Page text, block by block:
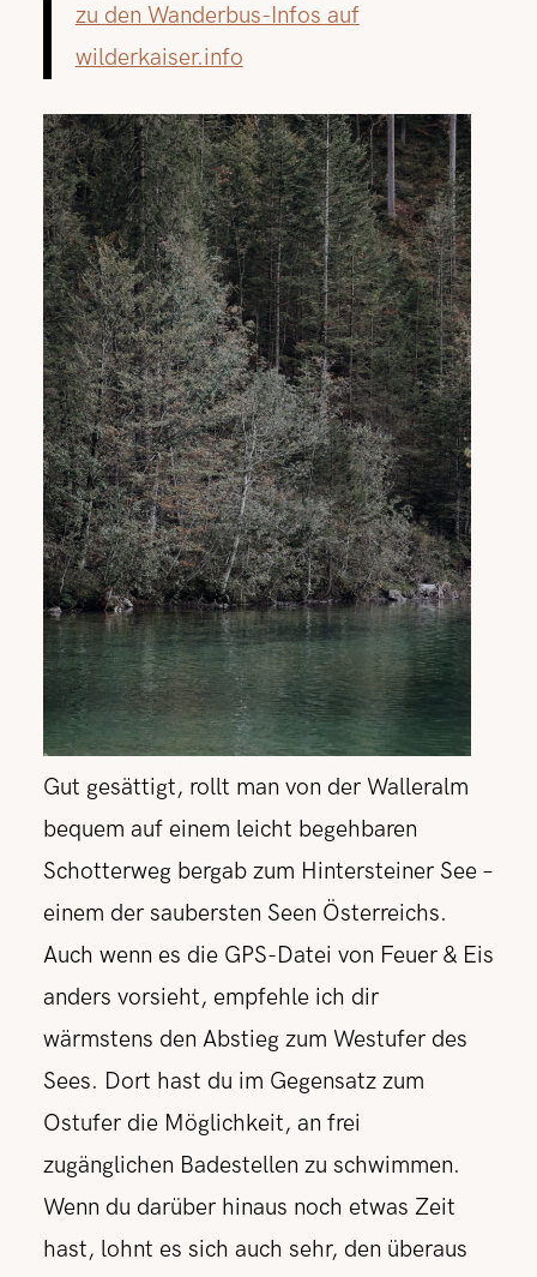
zu den Wanderbus-Infos auf
wilderkaiser.info
Gut gesättigt, rollt man von der Walleralm
bequem auf einem leicht begehbaren
Schotterweg bergab zum Hintersteiner See –
einem der saubersten Seen Österreichs.
Auch wenn es die GPS-Datei von Feuer & Eis
anders vorsieht, empfehle ich dir
wärmstens den Abstieg zum Westufer des
Sees. Dort hast du im Gegensatz zum
Ostufer die Möglichkeit, an frei
zugänglichen Badestellen zu schwimmen.
Wenn du darüber hinaus noch etwas Zeit
hast, lohnt es sich auch sehr, den überaus